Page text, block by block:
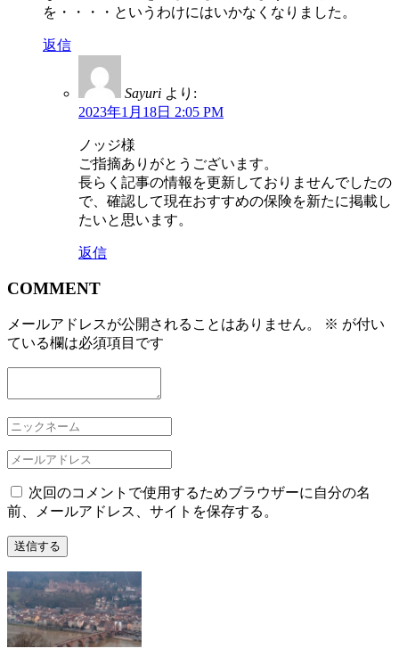
を・・・・というわけにはいかなくなりました。
返信
Sayuri より:
2023年1月18日 2:05 PM
ノッジ様
ご指摘ありがとうございます。
長らく記事の情報を更新しておりませんでしたの
で、確認して現在おすすめの保険を新たに掲載し
たいと思います。
返信
COMMENT
メールアドレスが公開されることはありません。 ※ が付い
ている欄は必須項目です
次回のコメントで使用するためブラウザーに自分の名
前、メールアドレス、サイトを保存する。